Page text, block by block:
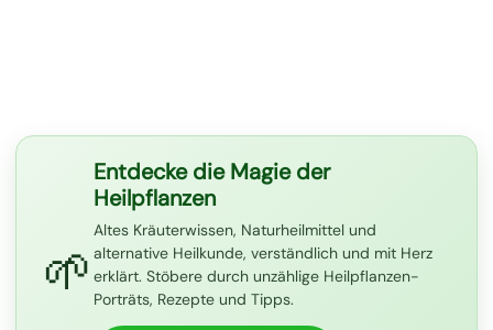
🌱
Entdecke die Magie der
Heilpflanzen
Altes Kräuterwissen, Naturheilmittel und
alternative Heilkunde, verständlich und mit Herz
erklärt. Stöbere durch unzählige Heilpflanzen-
Porträts, Rezepte und Tipps.